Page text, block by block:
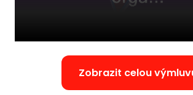
Zobrazit celou